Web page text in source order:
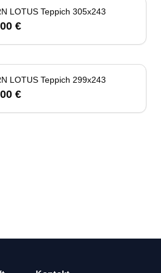
LOTUS Teppich 305x243
€
LOTUS Teppich 299x243
€